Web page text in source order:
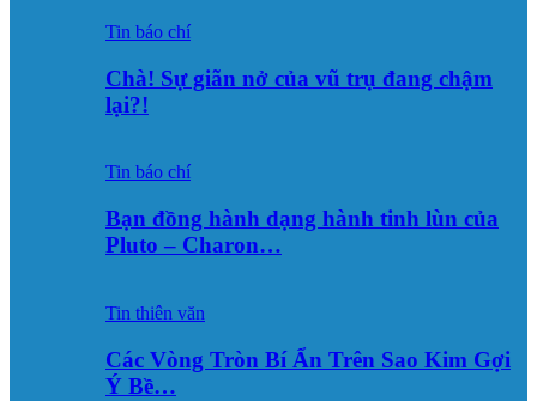
Tin báo chí
Chà! Sự giãn nở của vũ trụ đang chậm
lại?!
Tin báo chí
Bạn đồng hành dạng hành tinh lùn của
Pluto – Charon…
Tin thiên văn
Các Vòng Tròn Bí Ẩn Trên Sao Kim Gợi
Ý Bề…